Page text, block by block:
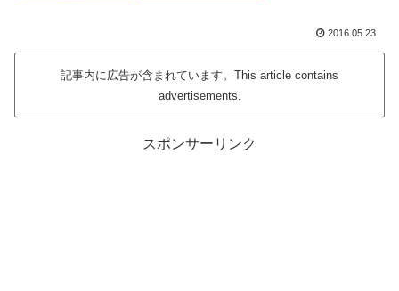
2016.05.23
記事内に広告が含まれています。This article contains
advertisements.
スポンサーリンク